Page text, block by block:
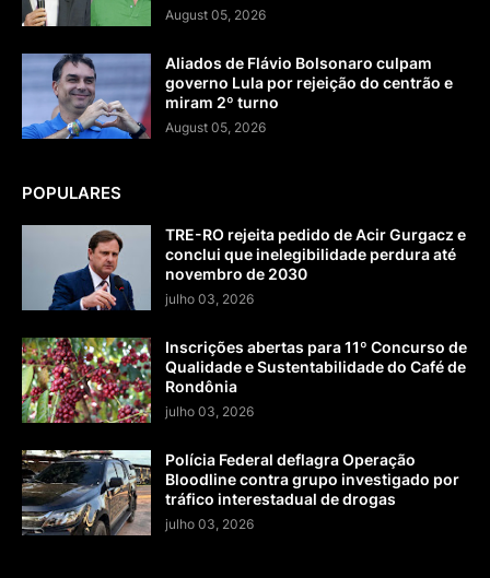
August 05, 2026
Aliados de Flávio Bolsonaro culpam
governo Lula por rejeição do centrão e
miram 2º turno
August 05, 2026
POPULARES
TRE-RO rejeita pedido de Acir Gurgacz e
conclui que inelegibilidade perdura até
novembro de 2030
julho 03, 2026
Inscrições abertas para 11º Concurso de
Qualidade e Sustentabilidade do Café de
Rondônia
julho 03, 2026
Polícia Federal deflagra Operação
Bloodline contra grupo investigado por
tráfico interestadual de drogas
julho 03, 2026